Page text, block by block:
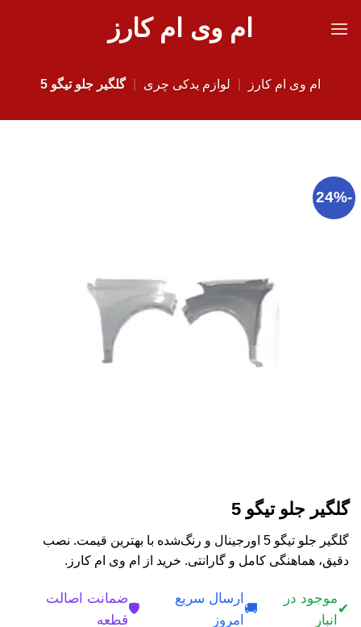
ام وی ام کارز
ام وی ام کارز لوازم یدکی چری گلگیر جلو تیگو 5
-24%
گلگیر جلو تیگو 5
گلگیر جلو تیگو 5 اورجینال و رنگ‌شده با بهترین قیمت. نصب
دقیق، هماهنگی کامل و گارانتی. خرید از ام وی ام کارز.
✔
موجود در
انبار
🚚
ارسال سریع
امروز
🛡️
ضمانت اصالت
قطعه